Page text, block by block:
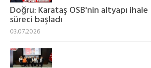
Doğru: Karataş OSB'nin altyapı ihale
süreci başladı
03.07.2026